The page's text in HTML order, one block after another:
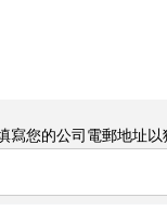
寫您的公司電郵地址